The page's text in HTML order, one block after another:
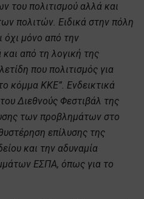
του πολιτισμού αλλά και
πολιτών. Ειδικά στην πόλη
όχι μόνο από την
από τη λογική της
που πολιτισμός για
κόμμα ΚΚΕ”. Ενδεικτικά
Διεθνούς Φεστιβάλ της
των προβλημάτων στο
επίλυσης της
και την αδυναμία
ΕΣΠΑ, όπως για το